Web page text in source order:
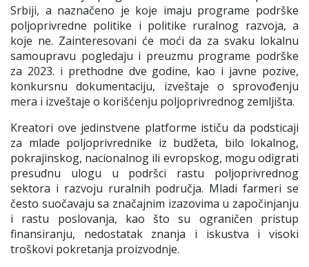
Srbiji, a naznačeno je koje imaju programe podrške
poljoprivredne politike i politike ruralnog razvoja, a
koje ne. Zainteresovani će moći da za svaku lokalnu
samoupravu pogledaju i preuzmu programe podrške
za 2023. i prethodne dve godine, kao i javne pozive,
konkursnu dokumentaciju, izveštaje o sprovođenju
mera i izveštaje o korišćenju poljoprivrednog zemljišta.
Kreatori ove jedinstvene platforme ističu da podsticaji
za mlade poljoprivrednike iz budžeta, bilo lokalnog,
pokrajinskog, nacionalnog ili evropskog, mogu odigrati
presudnu ulogu u podršci rastu poljoprivrednog
sektora i razvoju ruralnih područja. Mladi farmeri se
često suočavaju sa značajnim izazovima u započinjanju
i rastu poslovanja, kao što su ograničen pristup
finansiranju, nedostatak znanja i iskustva i visoki
troškovi pokretanja proizvodnje.